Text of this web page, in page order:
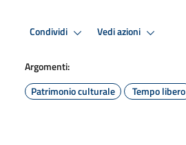
Condividi Vedi azioni
Argomenti:
Patrimonio culturale
Tempo libero